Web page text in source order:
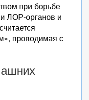
при борьбе
ЛОР-органов и
проводимая с